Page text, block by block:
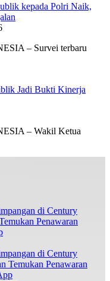
kepada Polri Naik,
– Survei terbaru
Jadi Bukti Kinerja
– Wakil Ketua
di Century
Temukan Penawaran